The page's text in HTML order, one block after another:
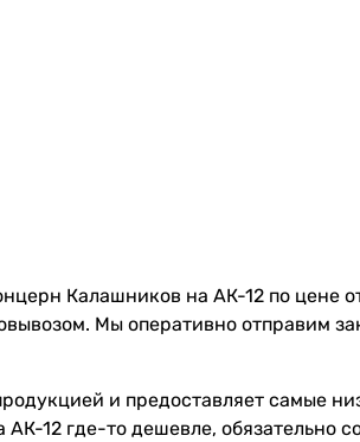
Калашников на АК-12 по цене
Мы оперативно отправим
и предоставляет самые
12 где-то дешевле, обязательно